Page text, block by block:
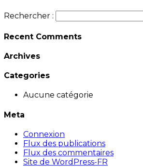
Rechercher :
Recent Comments
Archives
Categories
Aucune catégorie
Meta
Connexion
Flux des publications
Flux des commentaires
Site de WordPress-FR